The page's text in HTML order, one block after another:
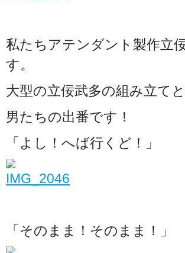
私たちアテンダント製作立
す。
大型の立佞武多の組み立て
男たちの出番です！
「よし！へば行くど！」
「そのまま！そのまま！」